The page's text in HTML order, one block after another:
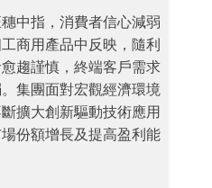
中指，消費者信心減弱
商用產品中反映，隨利
趨謹慎，終端客戶需求
集團面對宏觀經濟環境
擴大創新驅動技術應用
份額增長及提高盈利能